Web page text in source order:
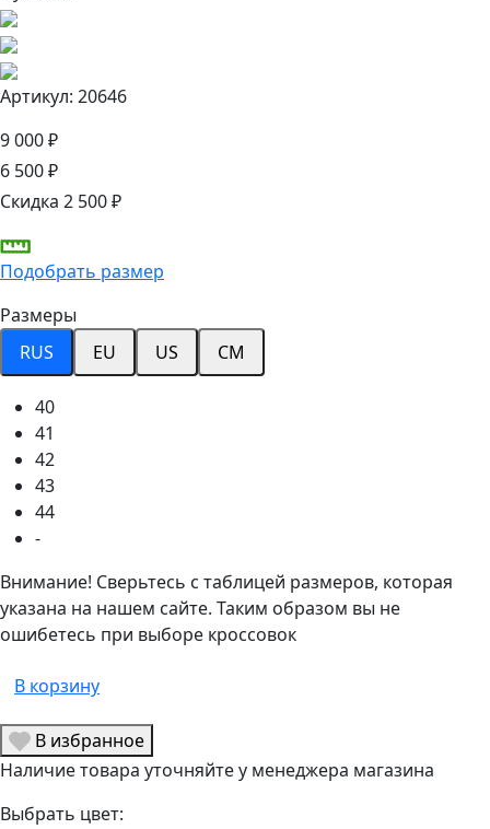
Артикул: 20646
9 000 ₽
6 500 ₽
Скидка 2 500 ₽
Подобрать размер
Размеры
RUS
EU US CM
40
41
42
43
44
-
Внимание! Сверьтесь с таблицей размеров, которая
указана на нашем сайте. Таким образом вы не
ошибетесь при выборе кроссовок
В корзину
В избранное
Наличие товара уточняйте у менеджера магазина
Выбрать цвет: